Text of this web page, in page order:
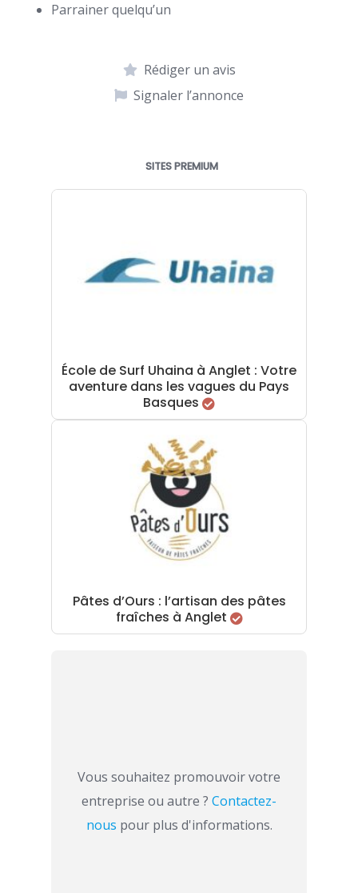
Parrainer quelqu’un
Rédiger un avis
Signaler l’annonce
SITES PREMIUM
École de Surf Uhaina à Anglet : Votre
aventure dans les vagues du Pays
Basques
Pâtes d’Ours : l’artisan des pâtes
fraîches à Anglet
Vous souhaitez promouvoir votre
entreprise ou autre ? Contactez-
nous pour plus d'informations.